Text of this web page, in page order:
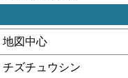
地図中心
チズチュウシン